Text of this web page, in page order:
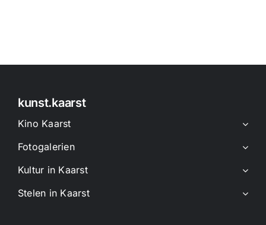
kunst.kaarst
Kino Kaarst
Fotogalerien
Kultur in Kaarst
Stelen in Kaarst